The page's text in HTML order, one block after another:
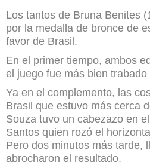
Los tantos de Bruna Benites
por la medalla de bronce de
favor de Brasil.
En el primer tiempo, ambos
el juego fue más bien
Ya en el complemento, las
Brasil que estuvo más cerca
Souza tuvo un cabezazo en
Santos quien rozó el
Pero dos minutos más tarde,
abrocharon el resultado.